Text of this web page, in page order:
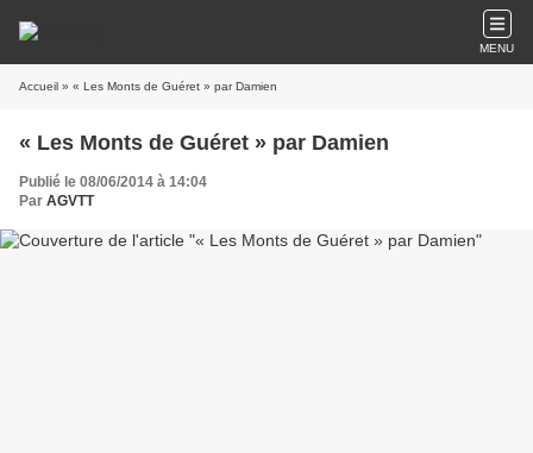
MENU
Accueil » « Les Monts de Guéret » par Damien
« Les Monts de Guéret » par Damien
Publié le 08/06/2014 à 14:04
Par AGVTT